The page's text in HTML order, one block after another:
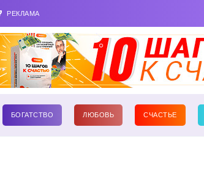
РЕКЛАМА
БОГАТСТВО ЛЮБОВЬ СЧАСТЬЕ